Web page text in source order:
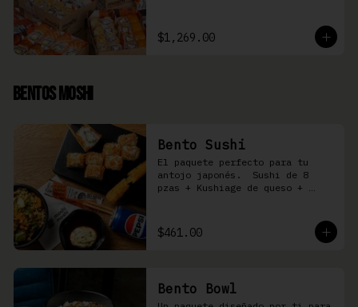
$1,269.00
Bentos Moshi
Bento Sushi
El paquete perfecto para tu
antojo japonés.  Sushi de 8
pzas + Kushiage de queso +
$461.00
Bento Bowl